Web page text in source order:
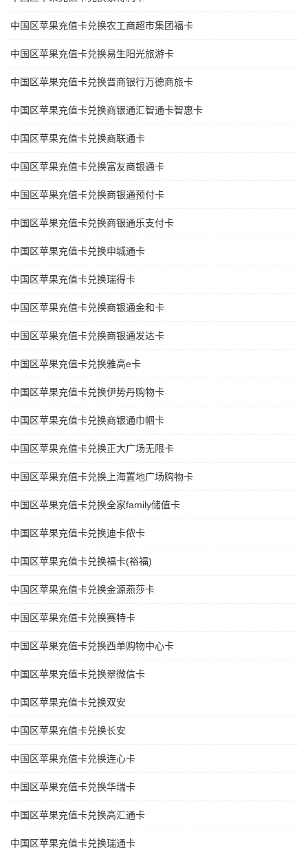
中国区苹果充值卡兑换农工商超市集团福卡
中国区苹果充值卡兑换易生阳光旅游卡
中国区苹果充值卡兑换晋商银行万德商旅卡
中国区苹果充值卡兑换商银通汇智通卡智惠卡
中国区苹果充值卡兑换商联通卡
中国区苹果充值卡兑换富友商银通卡
中国区苹果充值卡兑换商银通预付卡
中国区苹果充值卡兑换商银通乐支付卡
中国区苹果充值卡兑换申城通卡
中国区苹果充值卡兑换瑞得卡
中国区苹果充值卡兑换商银通金和卡
中国区苹果充值卡兑换商银通发达卡
中国区苹果充值卡兑换雅高e卡
中国区苹果充值卡兑换伊势丹购物卡
中国区苹果充值卡兑换商银通巾帼卡
中国区苹果充值卡兑换正大广场无限卡
中国区苹果充值卡兑换上海置地广场购物卡
中国区苹果充值卡兑换全家family储值卡
中国区苹果充值卡兑换迪卡侬卡
中国区苹果充值卡兑换福卡(裕福)
中国区苹果充值卡兑换金源燕莎卡
中国区苹果充值卡兑换赛特卡
中国区苹果充值卡兑换西单购物中心卡
中国区苹果充值卡兑换翠微信卡
中国区苹果充值卡兑换双安
中国区苹果充值卡兑换长安
中国区苹果充值卡兑换连心卡
中国区苹果充值卡兑换华瑞卡
中国区苹果充值卡兑换高汇通卡
中国区苹果充值卡兑换瑞通卡